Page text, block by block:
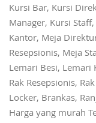
Kursi Bar, Kursi
Manager, Kursi
Kantor, Meja
Resepsionis, Meja
Lemari Besi, Lemari
Rak Resepsionis,
Locker, Brankas,
Harga yang murah